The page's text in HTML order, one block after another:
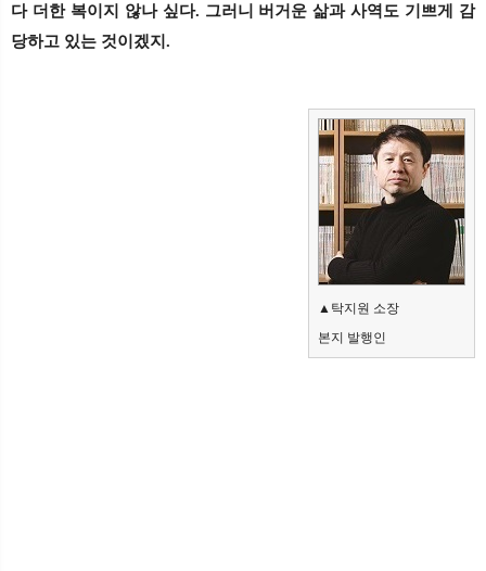
다 더한 복이지 않나 싶다. 그러니 버거운 삶과 사역도 기쁘게 감
당하고 있는 것이겠지.
▲탁지원 소장
본지 발행인